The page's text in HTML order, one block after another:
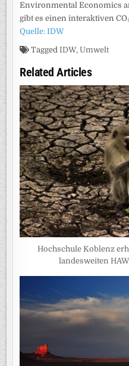
Environmental Economics
gibt es einen interaktiven
Quelle: IDW
TaggedIDW,Umwelt
Related Articles
Hochschule Koblenz
landesweiten